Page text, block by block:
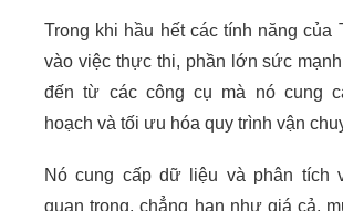
Trong khi hầu hết các tính năng của
vào việc thực thi, phần lớn sức
đến từ các công cụ mà nó cung
hoạch và tối ưu hóa quy trình vận
Nó cung cấp dữ liệu và phân tích
quan trọng, chẳng hạn như giá cả,